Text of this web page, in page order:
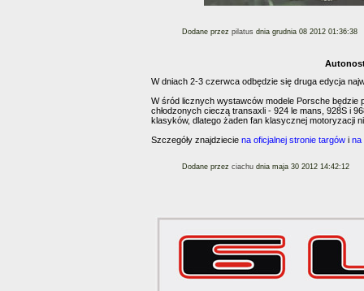
Dodane przez pilatus dnia grudnia 08 2012 01:36:38
W dniach 2-3 czerwca odbędzie się druga edycja
W śród licznych wystawców modele Porsche będzie
chłodzonych cieczą transaxli - 924 le mans, 928S i
klasyków, dlatego żaden fan klasycznej motoryzacji
Szczegóły znajdziecie na oficjalnej stronie targów i na
Dodane przez ciachu dnia maja 30 2012 14:42:12